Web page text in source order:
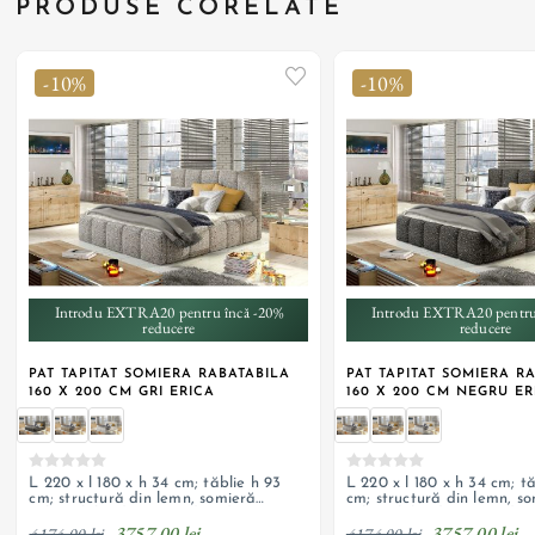
PRODUSE CORELATE
-10%
Introdu EXTRA20 pentru încă -20%
reducere
PAT TAPITAT SOMIERA RABATABILA
160 X 200 CM GRI ERICA
+ 2
L 220 x l 180 x h 34 cm; tăblie h 93
cm; structură din lemn, somieră
arc; ladă de depozitare, tapițerie din
-10%
Introdu EXTRA20
reducere
PAT TAPITAT SOMIERA
160 X 200 CM NEGRU
+ 2
L 220 x l 180 x h 34 cm;
cm; structură din lemn,
arc; ladă de depozitare,